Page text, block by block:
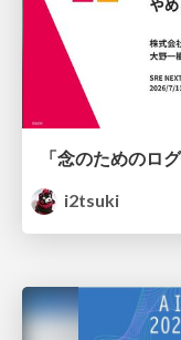
i2tsuki